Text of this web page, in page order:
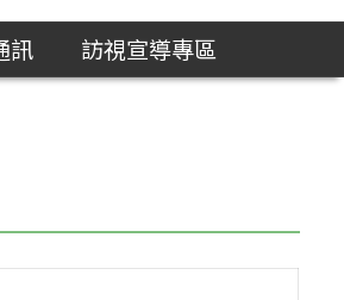
訊 訪視宣導專區